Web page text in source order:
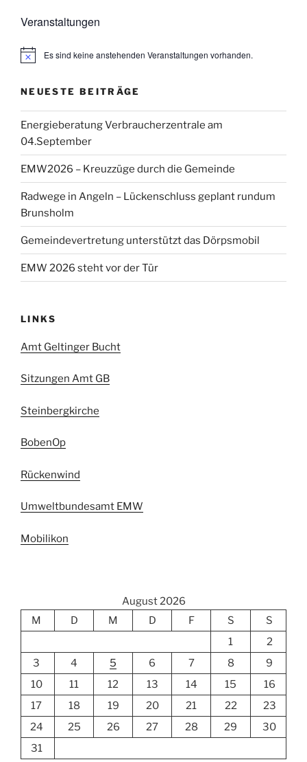
Veranstaltungen
H
w
i
s
Es sind keine anstehenden Veranstaltungen vorhanden.
NEUESTE BEITRÄGE
Energieberatung Verbraucherzentrale am
04.September
EMW2026 – Kreuzzüge durch die Gemeinde
Radwege in Angeln – Lückenschluss geplant rundum
Brunsholm
Gemeindevertretung unterstützt das Dörpsmobil
EMW 2026 steht vor der Tür
LINKS
Amt Geltinger Bucht
Sitzungen Amt GB
Steinbergkirche
BobenOp
Rückenwind
Umweltbundesamt EMW
Mobilikon
August 2026
M
D M D F S
S
1
2
3
4 5 6 7 8
9
10
11 12 13 14 15
16
17
18 19 20 21 22
23
24
25 26 27 28 29
30
31